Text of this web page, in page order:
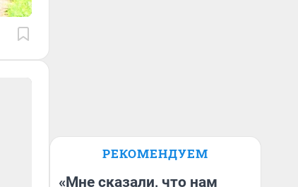
РЕКОМЕНДУЕМ
«Мне сказали, что нам